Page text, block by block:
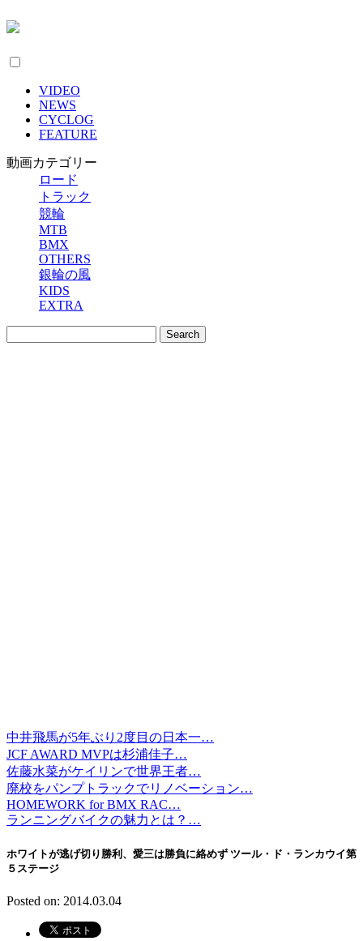
VIDEO
NEWS
CYCLOG
FEATURE
動画カテゴリー
ロード
トラック
競輪
MTB
BMX
OTHERS
銀輪の風
KIDS
EXTRA
中井飛馬が5年ぶり2度目の日本一…
JCF AWARD MVPは杉浦佳子…
佐藤水菜がケイリンで世界王者…
廃校をパンプトラックでリノベーション…
HOMEWORK for BMX RAC…
ランニングバイクの魅力とは？…
ホワイトが逃げ切り勝利、愛三は勝負に絡めず ツール・ド・ランカウイ第
５ステージ
Posted on: 2014.03.04